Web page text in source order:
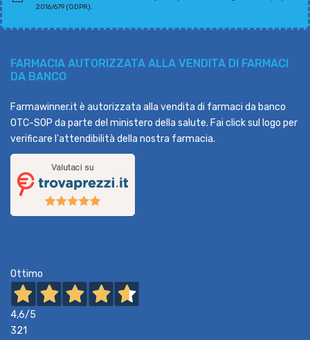
2016/679 (GDPR).
FARMACIA AUTORIZZATA ALLA VENDITA DI FARMACI
DA BANCO
Farmawinner.it è autorizzata alla vendita di farmaci da banco
OTC-SOP da parte del ministero della salute. Fai click sul logo per
verificare l'attendibilità della nostra farmacia.
Ottimo
4,6/5
321